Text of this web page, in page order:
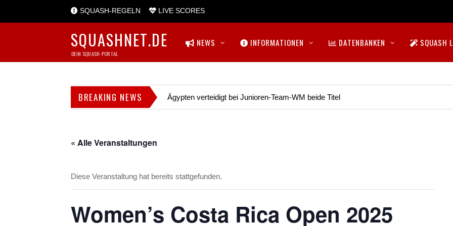
SQUASH-REGELN LIVE SCORES
SQUASHNET.DE
DEIN SQUASH-PORTAL
NEWS INFORMATIONEN DATENBANKEN SQUASH
BREAKING NEWS Ägypten verteidigt bei Junioren-Team-WM beide Titel
« Alle Veranstaltungen
Diese Veranstaltung hat bereits stattgefunden.
Women’s Costa Rica Open 2025